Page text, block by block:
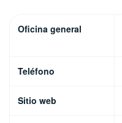
Oficina general
Teléfono
Sitio web